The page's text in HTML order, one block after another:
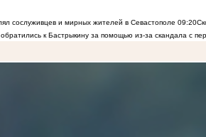
сослуживцев и мирных жителей в Севастополе 09:20
к Бастрыкину за помощью из-за скандала с